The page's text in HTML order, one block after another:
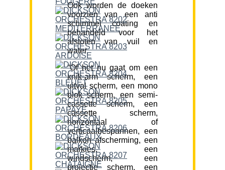
Ook worden de doeken
voorzien van een anti
schimmel coating en
behandeld voor het
afstoten van vuil en
water.
“Of het nu gaat om een
knik-arm scherm, een
uitval scherm, een mono
blok scherm, een semi-
cassette scherm, een
cassette scherm,
horizontaal of
verticaalbespannen, een
balkon afscherming, een
markies, een
windscherm, een
projectie scherm, een